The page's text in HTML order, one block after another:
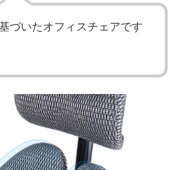
づいたオフィスチェアです